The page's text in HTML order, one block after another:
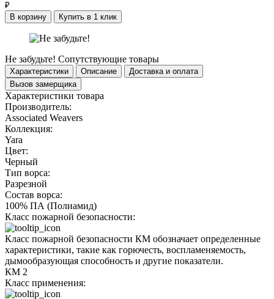
₽
В корзину
Купить в 1 клик
Не забудьте! Сопутствующие товары
Характеристики Описание
Доставка и оплата
Вызов замерщика
Характеристики товара
Производитель:
Associated Weavers
Коллекция:
Yara
Цвет:
Черный
Тип ворса:
Разрезной
Состав ворса:
100% ПА (Полиамид)
Класс пожарной безопасности:
Класс пожарной безопасности КМ обозначает определенные
характеристики, такие как горючесть, воспламеняемость,
дымообразующая способность и другие показатели.
КМ 2
Класс применения: